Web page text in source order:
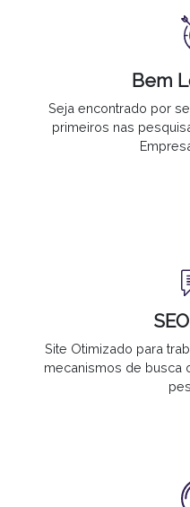
Bem
Seja encontrado por
primeiros nas
Site Otimizado para
mecanismos de busca